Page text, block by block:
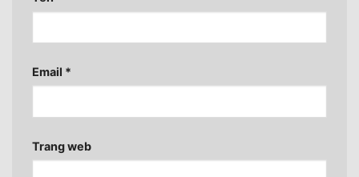
Email *
Trang web